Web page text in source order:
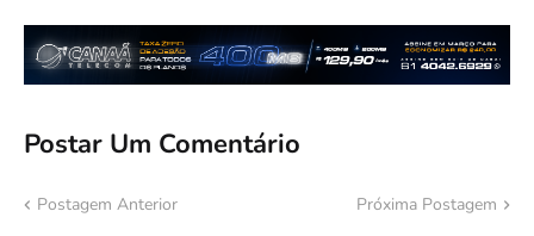
Postar Um Comentário
Postagem Anterior Próxima Postagem